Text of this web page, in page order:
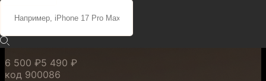
Pitaka Black для iPhone 17
Pro
6 500 ₽5 490 ₽
код 900086